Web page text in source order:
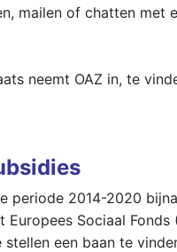
mailen of chatten met
neemt OAZ in, te
periode 2014-2020
Europees Sociaal Fonds
stellen een baan te